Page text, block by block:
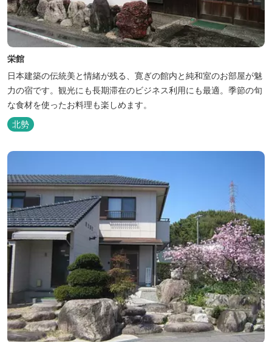
栄館
日本建築の伝統美と情緒が残る、寛ぎの館内と純和室のお部屋が魅
力の宿です。観光にも長期滞在のビジネス利用にも最適。季節の旬
な食材を使ったお料理も楽しめます。
北勢